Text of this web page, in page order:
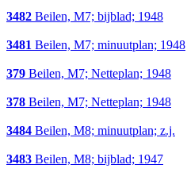
3482 Beilen, M7; bijblad; 1948
3481 Beilen, M7; minuutplan; 1948
379 Beilen, M7; Netteplan; 1948
378 Beilen, M7; Netteplan; 1948
3484 Beilen, M8; minuutplan; z.j.
3483 Beilen, M8; bijblad; 1947